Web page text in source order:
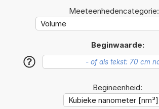
Meeteenhedencategorie:
Beginwaarde:
?
Begineenheid: